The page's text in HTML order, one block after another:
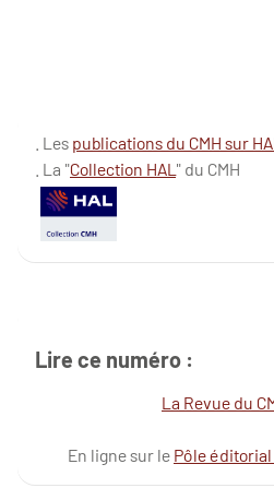
. Les publications du CMH sur
. La "Collection HAL " du CMH
Lire ce numéro :
La Revue du
En ligne sur le Pôle